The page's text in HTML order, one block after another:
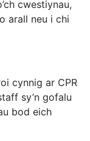
cwestiynau,
arall neu i chi
cynnig ar CPR
sy’n gofalu
bod eich